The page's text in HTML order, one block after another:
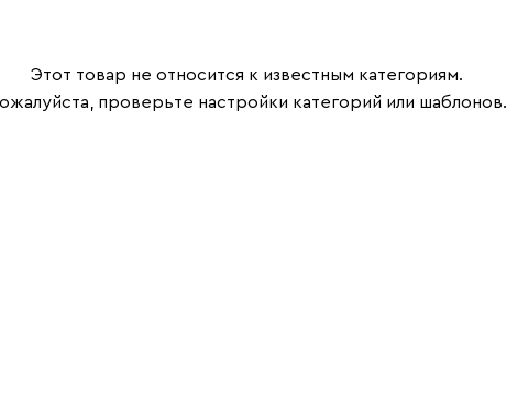
Этот товар не относится к известным категориям.
проверьте настройки категорий или шаблонов.